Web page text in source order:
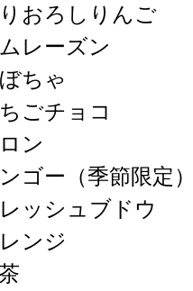
おろしりんご
レーズン
ちゃ
ごチョコ
ン
ゴー（季節限定
ッシュブドウ
ンジ